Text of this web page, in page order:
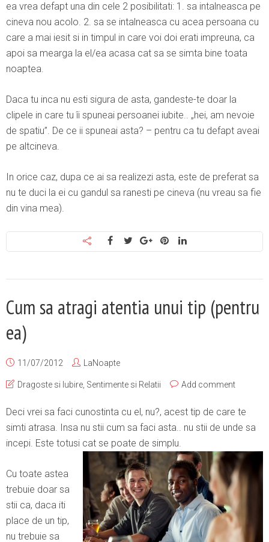
ea vrea defapt una din cele 2 posibilitati: 1. sa intalneasca pe
cineva nou acolo. 2. sa se intalneasca cu acea persoana cu
care a mai iesit si in timpul in care voi doi erati impreuna, ca
apoi sa mearga la el/ea acasa cat sa se simta bine toata
noaptea.
Daca tu inca nu esti sigura de asta, gandeste-te doar la
clipele in care tu îi spuneai persoanei iubite.. „hei, am nevoie
de spatiu”. De ce ii spuneai asta? – pentru ca tu defapt aveai
pe altcineva.
In orice caz, dupa ce ai sa realizezi asta, este de preferat sa
nu te duci la ei cu gandul sa ranesti pe cineva (nu vreau sa fie
din vina mea).
Cum sa atragi atentia unui tip (pentru
ea)
11/07/2012 LaNoapte
Dragoste si Iubire Sentimente si Relatii Add comment
Deci vrei sa faci cunostinta cu el, nu?, acest tip de care te
simti atrasa. Insa nu stii cum sa faci asta.. nu stii de unde sa
incepi. Este totusi cat se poate de simplu.
Cu toate astea
trebuie doar sa
stii ca, daca iti
place de un tip,
nu trebuie sa